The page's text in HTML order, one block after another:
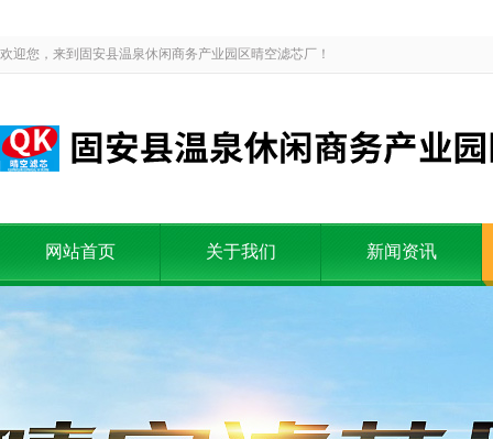
欢迎您，来到固安县温泉休闲商务产业园区晴空滤芯厂！
网站首页 关于我们 新闻资讯